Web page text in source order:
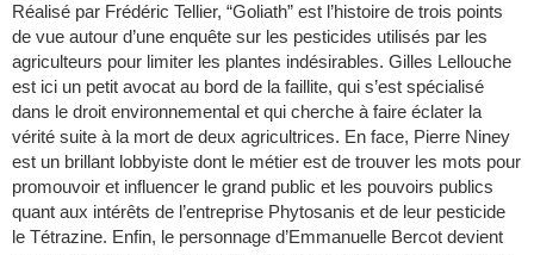
Réalisé par Frédéric Tellier, “Goliath” est l’histoire de trois points
de vue autour d’une enquête sur les pesticides utilisés par les
agriculteurs pour limiter les plantes indésirables. Gilles Lellouche
est ici un petit avocat au bord de la faillite, qui s’est spécialisé
dans le droit environnemental et qui cherche à faire éclater la
vérité suite à la mort de deux agricultrices. En face, Pierre Niney
est un brillant lobbyiste dont le métier est de trouver les mots pour
promouvoir et influencer le grand public et les pouvoirs publics
quant aux intérêts de l’entreprise Phytosanis et de leur pesticide
le Tétrazine. Enfin, le personnage d’Emmanuelle Bercot devient